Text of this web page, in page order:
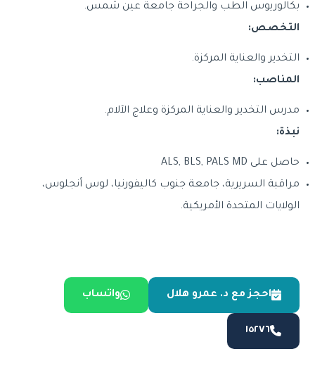
بكالوريوس الطب والجراحة جامعة عين شمس.
التخصص:
التخدير والعناية المركزة.
المناصب:
مدرس التخدير والعناية المركزة وعلاج الآلام.
نبذة:
حاصل على ALS, BLS, PALS MD
مراقبة السريرية، جامعة جنوب كاليفورنيا، لوس أنجلوس،
الولايات المتحدة الأمريكية.
احجز مع د. عمرو هلال واتساب
١٥٢٧٦